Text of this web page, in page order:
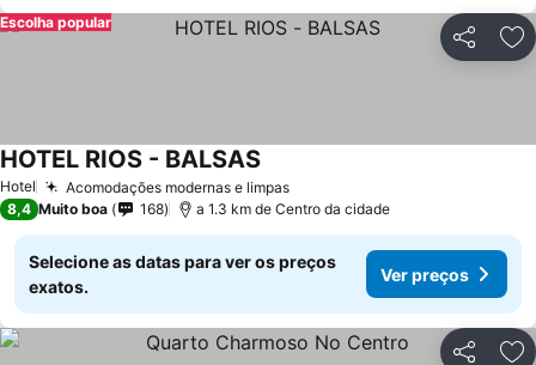
Partilhar
Escolha popular
Hotel Acomodações modernas e limpasVer preços
HOTEL RIOS - BALSAS
8,4 Muito boa 168 a 1.3 km de Centro da cidade
Selecione as datas para ver os preços
exatos.
Ver preços